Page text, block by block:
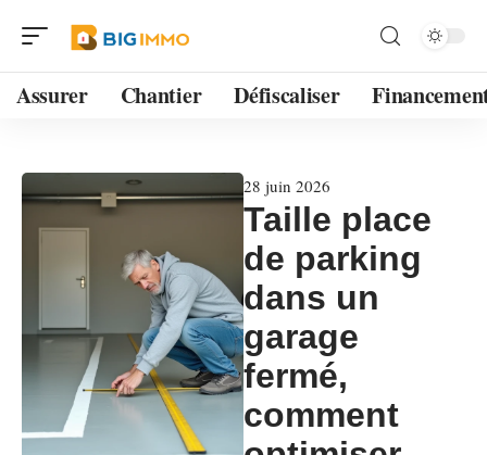
Assurer Chantier Défiscaliser
28 juin 2026
Taille place
de parking
dans un
garage
fermé,
comment